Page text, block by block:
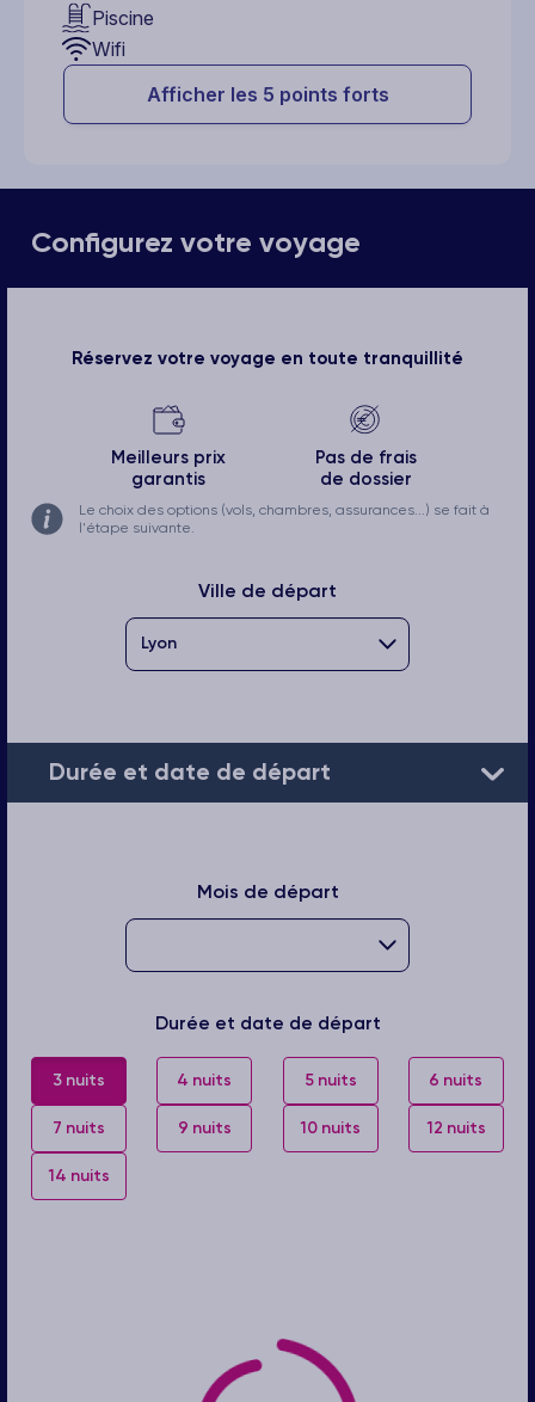
Piscine
Wifi
Afficher les 5 points forts
Configurez votre voyage
Réservez votre voyage en toute tranquillité
Meilleurs prix
garantis
Pas de frais
de dossier
Le choix des options (vols, chambres, assurances...) se fait à
l'étape suivante.
Ville de départ
Durée et date de départ
Mois de départ
Durée et date de départ
3 nuits 4 nuits 5 nuits 6 nuits
7 nuits 9 nuits 10 nuits 12 nuits
14 nuits